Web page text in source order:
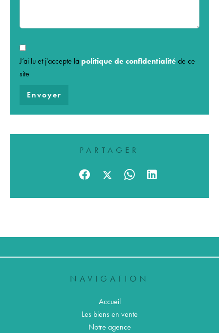
J’ai lu et j'accepte la politique de confidentialité de ce
site
Envoyer
PARTAGER
NAVIGATION
Accueil
Les biens en vente
Notre agence